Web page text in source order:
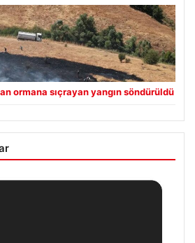
ormana sıçrayan yangın söndürüldü